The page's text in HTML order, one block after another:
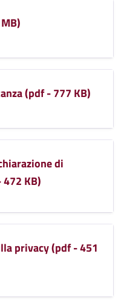
(pdf - 777 KB)
di
KB)
privacy (pdf - 451